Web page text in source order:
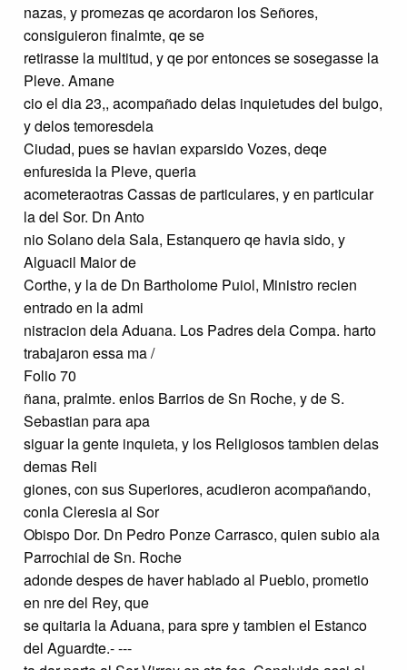
nazas, y promezas qe acordaron los Señores,
consiguieron finalmte, qe se
retirasse la multitud, y qe por entonces se sosegasse la
Pleve. Amane
cio el dia 23,, acompañado delas inquietudes del bulgo,
y delos temoresdela
Ciudad, pues se havian exparsido Vozes, deqe
enfuresida la Pleve, queria
acometeraotras Cassas de particulares, y en particular
la del Sor. Dn Anto
nio Solano dela Sala, Estanquero qe havia sido, y
Alguacil Maior de
Corthe, y la de Dn Bartholome Puiol, Ministro recien
entrado en la admi
nistracion dela Aduana. Los Padres dela Compa. harto
trabajaron essa ma /
Folio 70
ñana, pralmte. enlos Barrios de Sn Roche, y de S.
Sebastian para apa
siguar la gente inquieta, y los Religiosos tambien delas
demas Reli
giones, con sus Superiores, acudieron acompañando,
conla Cleresia al Sor
Obispo Dor. Dn Pedro Ponze Carrasco, quien subio ala
Parrochial de Sn. Roche
adonde despes de haver hablado al Pueblo, prometio
en nre del Rey, que
se quitaria la Aduana, para spre y tambien el Estanco
del Aguardte.- ---